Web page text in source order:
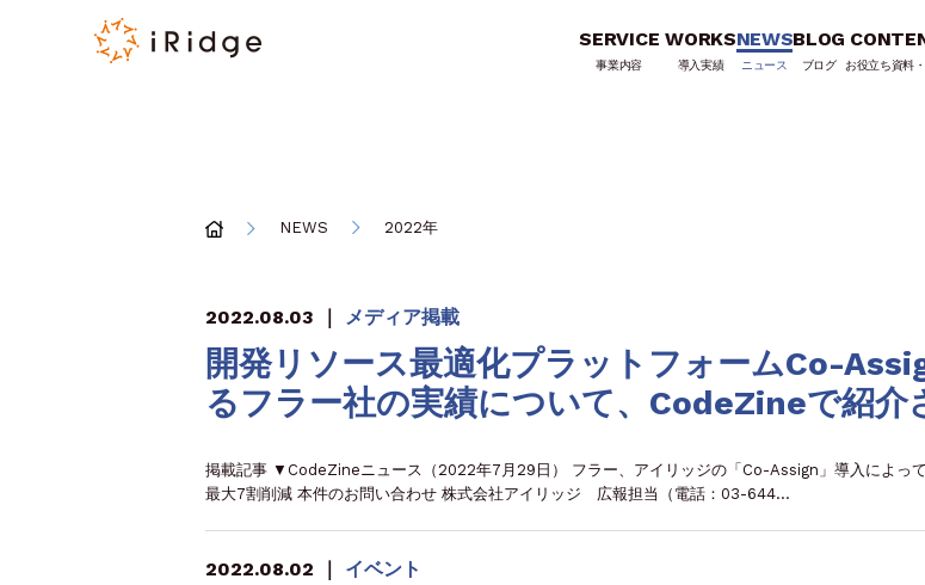
SERVICE
事業内容
WORKS
導入実績
NEWS
ニュース
BLOG
ブログ お役立ち資料
NEWS 2022年
2022.08.03 ｜ メディア掲載
開発リソース最適化プラットフォームCo-
るフラー社の実績について、CodeZineで紹介
掲載記事 ▼CodeZineニュース（2022年7月29日） フラー、アイリッジの「Co-Assign」導入によっ
最大7割削減 本件のお問い合わせ 株式会社アイリッジ 広報担当（電話：03-644…
2022.08.02 ｜ イベント